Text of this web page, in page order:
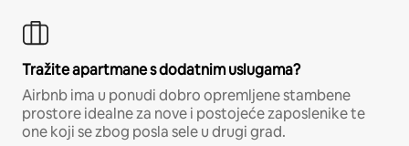
Tražite apartmane s dodatnim uslugama?
Airbnb ima u ponudi dobro opremljene stambene
prostore idealne za nove i postojeće zaposlenike te
one koji se zbog posla sele u drugi grad.